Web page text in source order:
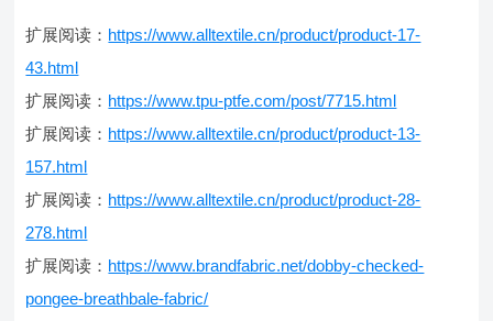
扩展阅读： https://www.alltextile.cn/product/product-17-
43.html
扩展阅读： https://www.tpu-ptfe.com/post/7715.html
扩展阅读： https://www.alltextile.cn/product/product-13-
157.html
扩展阅读： https://www.alltextile.cn/product/product-28-
278.html
扩展阅读： https://www.brandfabric.net/dobby-checked-
pongee-breathbale-fabric/